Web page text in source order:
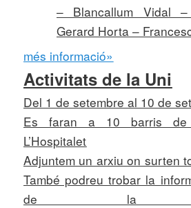
– Blancallum Vidal
Gerard Horta –
més informació»
Activitats de la Uni
Del 1 de setembre al 10 de
Es faran a 10 barris
L’Hospitalet
Adjuntem un arxiu on surten
També podreu trobar la
de la